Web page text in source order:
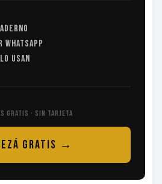
WHATSAPP
USAN
GRATIS · SIN TARJETA
GRATIS →